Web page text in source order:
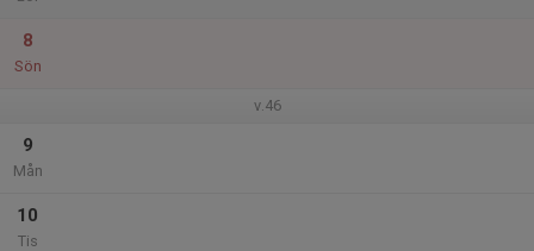
8
Sön
v.46
9
Mån
10
Tis